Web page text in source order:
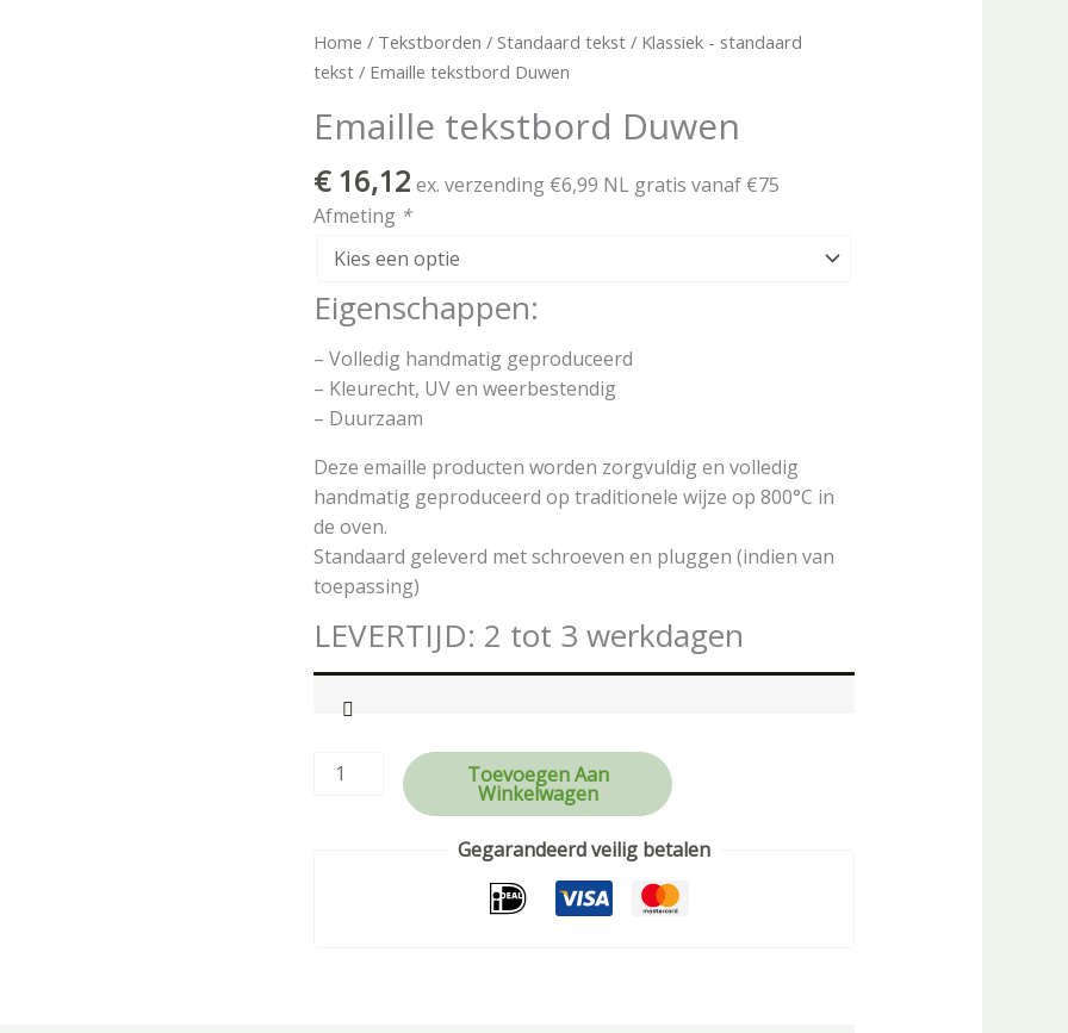
Home / Tekstborden / Standaard tekst / Klassiek - standaard
tekst / Emaille tekstbord Duwen
Emaille tekstbord Duwen
€16,12 ex. verzending €6,99 NL gratis vanaf €75
Afmeting *
Eigenschappen:
– Volledig handmatig geproduceerd
– Kleurecht, UV en weerbestendig
– Duurzaam
Deze emaille producten worden zorgvuldig en volledig
handmatig geproduceerd op traditionele wijze op 800°C in
de oven.
Standaard geleverd met schroeven en pluggen (indien van
toepassing)
LEVERTIJD: 2 tot 3 werkdagen
Emaille
tekstbord
aantal
Toevoegen Aan
Winkelwagen
Gegarandeerd veilig betalen